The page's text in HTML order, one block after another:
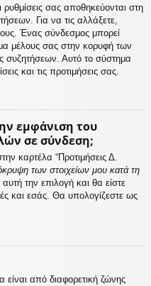
σας αποθηκεύονται στη
Για να τις αλλάξετε,
Ένας σύνδεσμος μπορεί
μέλους σας στην κορυφή των
συζητήσεων. Αυτό το σύστημα
και τις προτιμήσεις σας.
εμφάνιση του
σε σύνδεση;
καρτέλα “Προτιμήσεις Δ.
των στοιχείων μου κατά τη
αυτή την επιλογή και θα είστε
και εσάς. Θα υπολογίζεστε ως
είναι από διαφορετική ζώνης